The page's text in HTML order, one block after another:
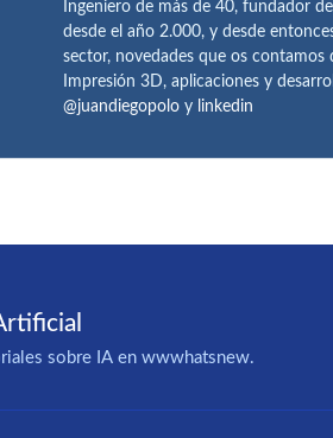
Ingeniero de más de 40, fundador
desde el año 2.000, y desde
sector, novedades que os
Impresión 3D, aplicaciones y
@juandiegopolo y linkedin
sobre IA en wwwhatsnew.